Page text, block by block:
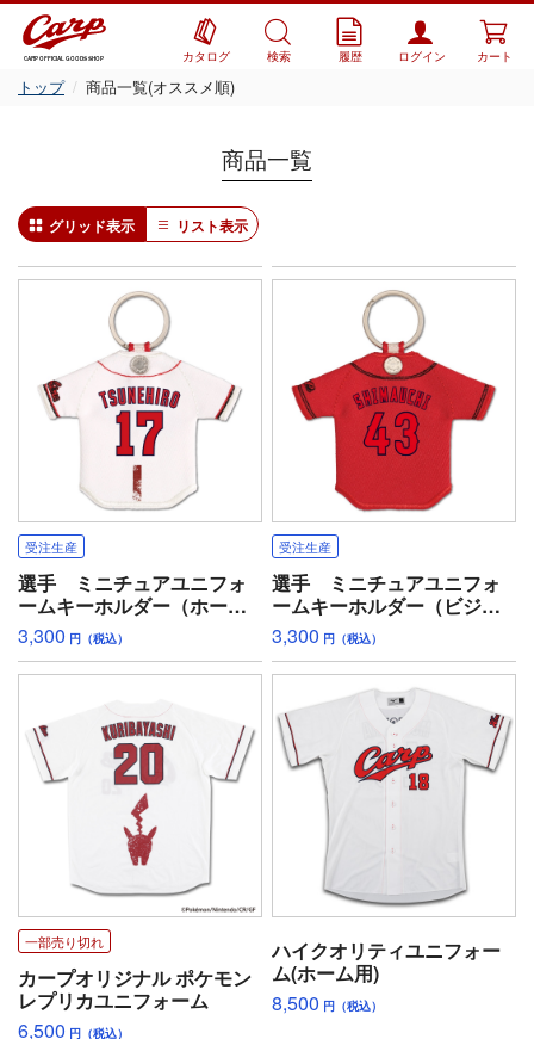
CARP OFFICIAL GOODS SHOP カタログ 検索 履歴 ログイン カート
トップ 商品一覧(オススメ順)
商品一覧
グリッド表示 リスト表示
受注生産
選手 ミニチュアユニフォ
ームキーホルダー（ホー
ム）
3,300 円（税込）
受注生産
選手 ミニチュアユニフォ
ームキーホルダー（ビジタ
ー）
3,300 円（税込）
一部売り切れ
カープオリジナル ポケモン
レプリカユニフォーム
6,500 円（税込）
ハイクオリティユニフォー
ム(ホーム用)
8,500 円（税込）